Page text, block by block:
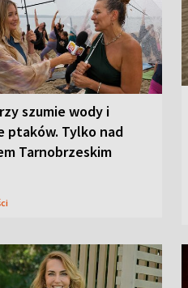
szumie wody i
ptaków. Tylko nad
Tarnobrzeskim